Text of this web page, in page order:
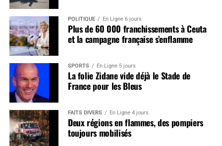
POLITIQUE En Ligne 6 jours
Plus de 60 000 franchissements à Ceuta
et la campagne française s’enflamme
SPORTS En Ligne 5 jours
La folie Zidane vide déjà le Stade de
France pour les Bleus
FAITS DIVERS En Ligne 4 jours
Deux régions en flammes, des pompiers
toujours mobilisés